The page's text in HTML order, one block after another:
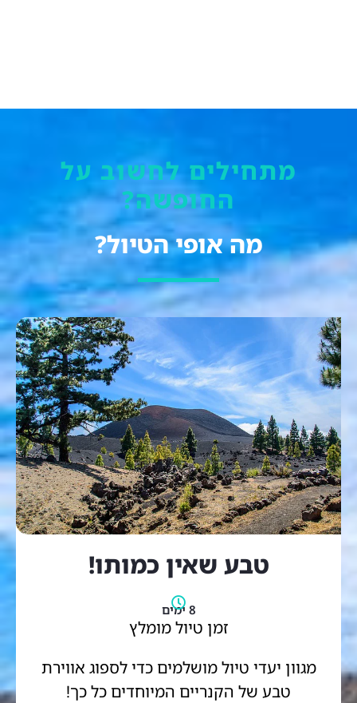
מתחילים לחשוב על
החופשה?
מה אופי הטיול?
טבע שאין כמותו!
8 ימים
זמן טיול מומלץ
מגוון יעדי טיול מושלמים כדי לספוג אווירת
טבע של הקנריים המיוחדים כל כך!